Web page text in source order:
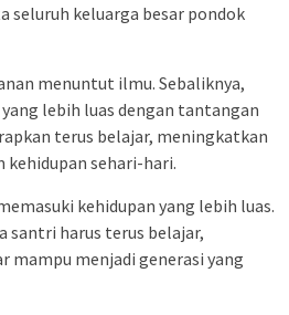
seluruh keluarga besar pondok
menuntut ilmu. Sebaliknya,
lebih luas dengan tantangan
terus belajar, meningkatkan
sehari-hari.
kehidupan yang lebih luas.
santri harus terus belajar,
mampu menjadi generasi yang